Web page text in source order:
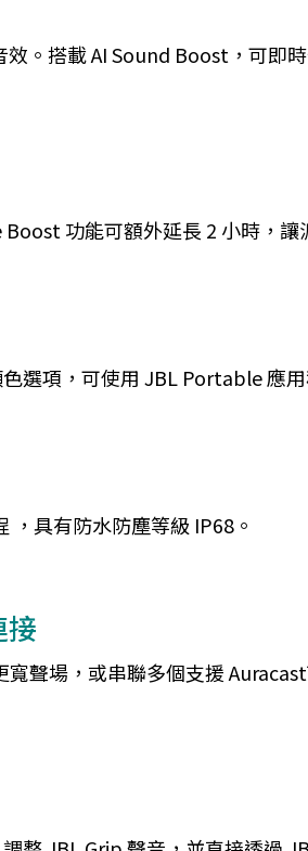
。搭載 AI Sound Boost，可即
功能可額外延長 2 小時，讓
選項，可使用 JBL Portable 應
，具有防水防塵等級 IP68。
聲場，或串聯多個支援